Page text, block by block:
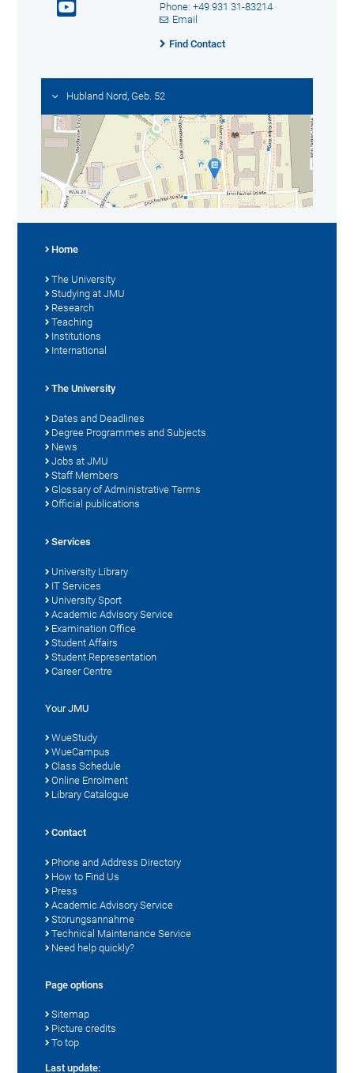
Phone: +49 931 31-83214
Email
Find Contact
Hubland Nord, Geb. 52
Home
The University
Studying at JMU
Research
Teaching
Institutions
International
The University
Dates and Deadlines
Degree Programmes and Subjects
News
Jobs at JMU
Staff Members
Glossary of Administrative Terms
Official publications
Services
University Library
IT Services
University Sport
Academic Advisory Service
Examination Office
Student Affairs
Student Representation
Career Centre
Your JMU
WueStudy
WueCampus
Class Schedule
Online Enrolment
Library Catalogue
Contact
Phone and Address Directory
How to Find Us
Press
Academic Advisory Service
Störungsannahme
Technical Maintenance Service
Need help quickly?
Page options
Sitemap
Picture credits
To top
Last update: